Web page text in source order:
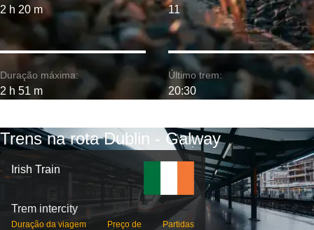
2 h 20 m
Duração máxima:
2 h 51 m
11
Último trem:
20:30
Trens na rota Dublin - Galway
Irish Train
Trem intercity
Duração da viagem Preço de Partidas